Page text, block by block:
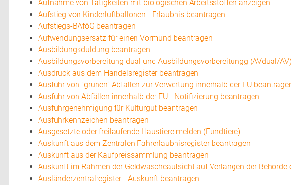
Aufnahme von Tätigkeiten mit biologischen Arbeitsstoffen anzeigen
Aufstieg von Kinderluftballonen - Erlaubnis beantragen
Aufstiegs-BAföG beantragen
Aufwendungsersatz für einen Vormund beantragen
Ausbildungsduldung beantragen
Ausbildungsvorbereitung dual und Ausbildungsvorbereitungg (AVdual/
Ausdruck aus dem Handelsregister beantragen
Ausfuhr von "grünen" Abfällen zur Verwertung innerhalb der EU
Ausfuhr von Abfällen innerhalb der EU - Notifizierung beantragen
Ausfuhrgenehmigung für Kulturgut beantragen
Ausfuhrkennzeichen beantragen
Ausgesetzte oder freilaufende Haustiere melden (Fundtiere)
Auskunft aus dem Zentralen Fahrerlaubnisregister beantragen
Auskunft aus der Kaufpreissammlung beantragen
Auskunft im Rahmen der Geldwäscheaufsicht auf Verlangen der Behörde
Ausländerzentralregister - Auskunft beantragen